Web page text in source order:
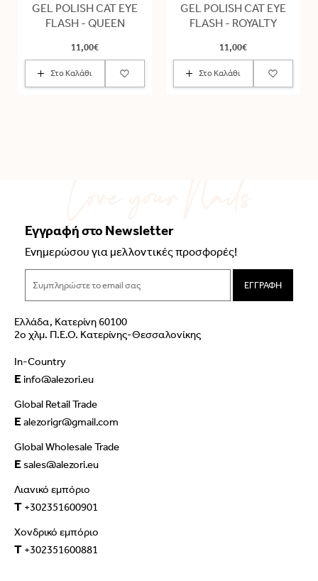
GEL POLISH CAT EYE
FLASH - QUEEN
11,00€
Στο Καλάθι
GEL POLISH CAT EYE
FLASH - ROYALTY
11,00€
Στο Καλάθι
Ελλάδα, Κατερίνη 60100
2ο χλμ. Π.Ε.Ο. Κατερίνης-Θεσσαλονίκης
In-Country
Einfo@alezori.eu
Global Retail Trade
Ealezorigr@gmail.com
Global Wholesale Trade
Esales@alezori.eu
Λιανικό εμπόριο
T +302351600901
Χονδρικό εμπόριο
T +302351600881
Εγγραφή στο Newsletter
Ενημερώσου για μελλοντικές προσφορές!
ΕΓΓΡΑΦΗ